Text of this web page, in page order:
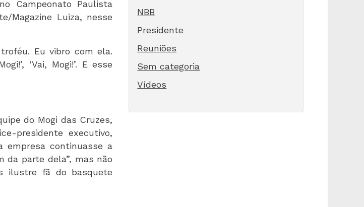
Campeonato Paulista
Magazine Luiza, nesse
Eu vibro com ela.
‘Vai, Mogi!’. E esse
do Mogi das Cruzes,
presidente executivo,
empresa continuasse a
da parte dela”, mas não
ilustre fã do basquete
NBB
Presidente
Reuniões
Sem categoria
Vídeos